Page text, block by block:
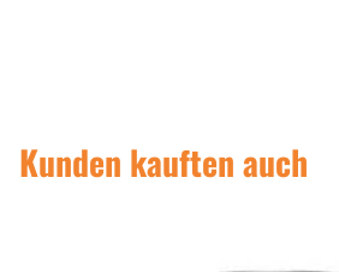
Kunden kauften auch